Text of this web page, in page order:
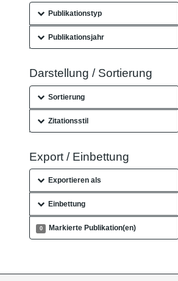
Publikationstyp
Publikationsjahr
Darstellung / Sortierung
Sortierung
Zitationsstil
Export / Einbettung
Exportieren als
Einbettung
0 Markierte Publikation(en)